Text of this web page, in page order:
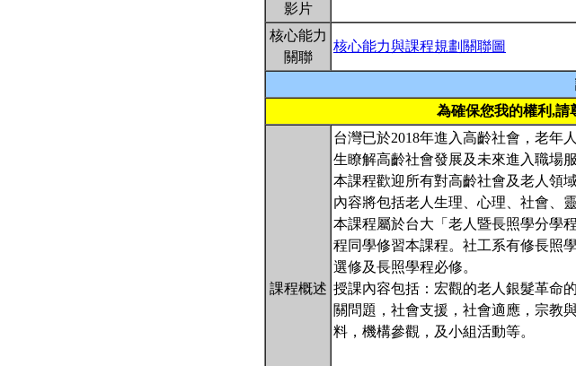
影片
核心能力
關聯
核心能力與課程規劃關聯圖
為確保您我的權利,請
課程概述
台灣已於2018年進入高齡社會，老年
生瞭解高齡社會發展及未來進入職場
本課程歡迎所有對高齡社會及老人領
內容將包括老人生理、心理、社會、
本課程屬於台大「老人暨長照學分學
程同學修習本課程。社工系有修長照
選修及長照學程必修。
授課內容包括：宏觀的老人銀髮革命
關問題，社會支援，社會適應，宗教
料，機構參觀，及小組活動等。